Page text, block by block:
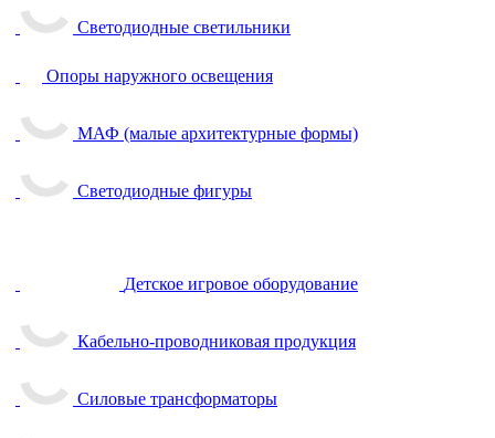
Светодиодные светильники
Опоры наружного освещения
МАФ (малые архитектурные формы)
Светодиодные фигуры
Детское игровое оборудование
Кабельно-проводниковая продукция
Силовые трансформаторы